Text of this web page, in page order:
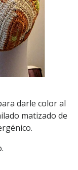
darle color al
matizado de